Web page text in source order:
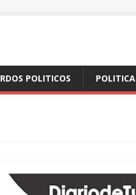
POLITICOS POLITICA